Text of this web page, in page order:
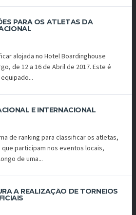
PARA OS ATLETAS DA
alojada no Hotel Boardinghouse
de 12 a 16 de Abril de 2017. Este é
E INTERNACIONAL
de ranking para classificar os atletas,
participam nos eventos locais,
de uma...
À REALIZAÇÃO DE TORNEIOS